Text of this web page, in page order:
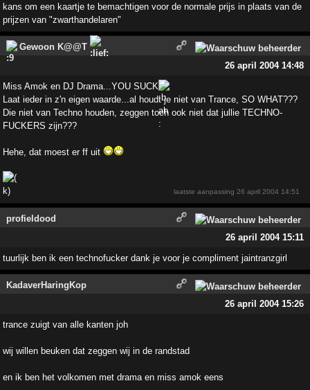
kans om een kaartje te bemachtigen voor de normale prijs in plaats van de
prijzen van "zwarthandelaren"
Gewoon K@@T
26 april 2004 14:48
Miss Amok en DJ Drama...YOU SUCK
Laat ieder in z'n eigen waarde...al houdt je niet van Trance, SO WHAT???
Die niet van Techno houden, zeggen toch ook niet dat jullie TECHNO-
FUCKERS zijn???
Hehe, dat moest er ff uit
laatste aanpassing26 april 2004 14:51
profieldood
26 april 2004 15:11
tuurlijk ben ik een technofucker dank je voor je compliment jaintranzgirl
KadaverHaringKop
26 april 2004 15:26
trance zuigt van alle kanten joh
wij willen beuken dat zeggen wij in de randstad
en ik ben het volkomen met drama en miss amok eens